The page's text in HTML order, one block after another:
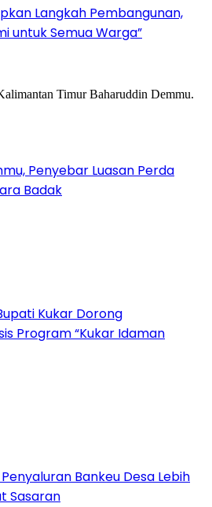
Langkah Pembangunan,
untuk Semua Warga”
Penyebar Luasan Perda
Badak
Kukar Dorong
Program “Kukar Idaman
Bankeu Desa Lebih
Sasaran